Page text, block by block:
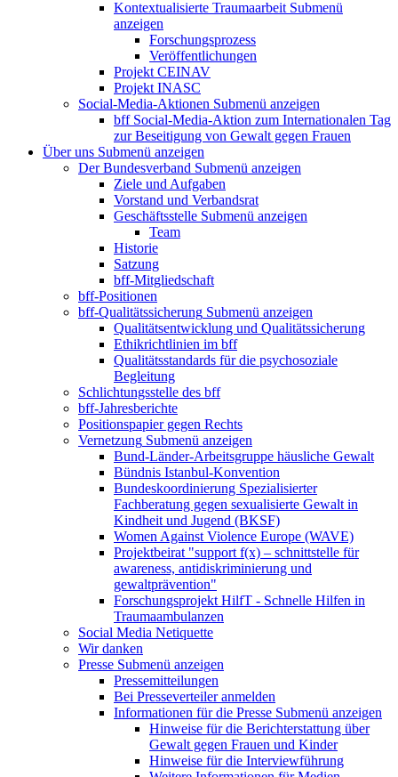
Kontextualisierte Traumaarbeit Submenü
anzeigen
Forschungsprozess
Veröffentlichungen
Projekt CEINAV
Projekt INASC
Social-Media-Aktionen Submenü anzeigen
bff Social-Media-Aktion zum Internationalen Tag
zur Beseitigung von Gewalt gegen Frauen
Über uns Submenü anzeigen
Der Bundesverband Submenü anzeigen
Ziele und Aufgaben
Vorstand und Verbandsrat
Geschäftsstelle Submenü anzeigen
Team
Historie
Satzung
bff-Mitgliedschaft
bff-Positionen
bff-Qualitätssicherung Submenü anzeigen
Qualitätsentwicklung und Qualitätssicherung
Ethikrichtlinien im bff
Qualitätsstandards für die psychosoziale
Begleitung
Schlichtungsstelle des bff
bff-Jahresberichte
Positionspapier gegen Rechts
Vernetzung Submenü anzeigen
Bund-Länder-Arbeitsgruppe häusliche Gewalt
Bündnis Istanbul-Konvention
Bundeskoordinierung Spezialisierter
Fachberatung gegen sexualisierte Gewalt in
Kindheit und Jugend (BKSF)
Women Against Violence Europe (WAVE)
Projektbeirat "support f(x) – schnittstelle für
awareness, antidiskriminierung und
gewaltprävention"
Forschungsprojekt HilfT - Schnelle Hilfen in
Traumaambulanzen
Social Media Netiquette
Wir danken
Presse Submenü anzeigen
Pressemitteilungen
Bei Presseverteiler anmelden
Informationen für die Presse Submenü anzeigen
Hinweise für die Berichterstattung über
Gewalt gegen Frauen und Kinder
Hinweise für die Interviewführung